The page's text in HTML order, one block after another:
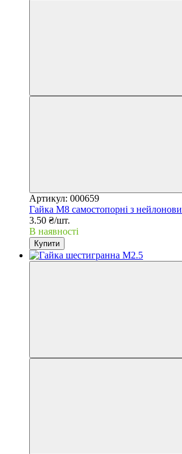
Артикул: 000659
Гайка М8 самостопорні з
3.50 ₴/шт.
В наявності
Купити